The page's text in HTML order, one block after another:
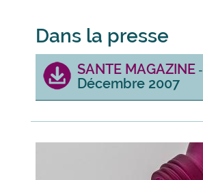
Dans la presse
SANTE MAGAZINE-
Décembre 2007